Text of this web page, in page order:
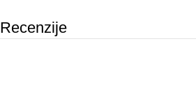
Recenzije